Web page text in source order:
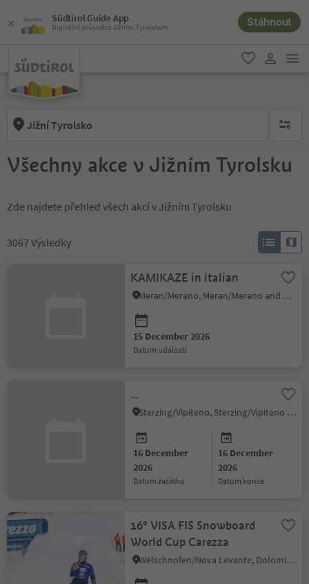
Südtirol Guide App
Digitální průvodce Jižním Tyrolskem Stáhnout
oblíbené
Jižní Tyrolsko brak
Všechny akce v Jižním Tyrolsku
Zde najdete přehled všech akcí v Jižním Tyrolsku
3067 Výsledky
KAMIKAZE in italian
Meran/Merano, Meran/Merano and environs
15 December 2026
datum události
...
Sterzing/Vipiteno, Sterzing/Vipiteno and environs
16 December
2026
datum začátku
16 December
2026
datum konce
16° VISA FIS Snowboard
World Cup Carezza
Welschnofen/Nova Levante, Dolomites Region Eggental